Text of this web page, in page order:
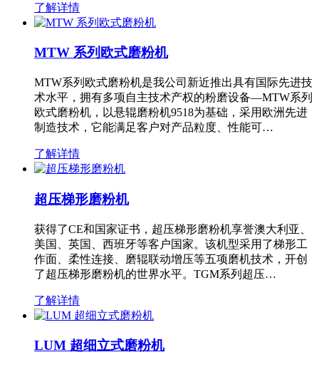
了解详情
MTW 系列欧式磨粉机
MTW系列欧式磨粉机是我公司新近推出具有国际先进技
术水平，拥有多项自主技术产权的粉磨设备—MTW系列
欧式磨粉机，以悬辊磨粉机9518为基础，采用欧洲先进
制造技术，它能满足客户对产品粒度、性能可…
了解详情
超压梯形磨粉机
获得了CE和国家证书，超压梯形磨粉机享誉澳大利亚、
美国、英国、西班牙等客户国家。该机型采用了梯形工
作面、柔性连接、磨辊联动增压等五项磨机技术，开创
了超压梯形磨粉机的世界水平。TGM系列超压…
了解详情
LUM 超细立式磨粉机